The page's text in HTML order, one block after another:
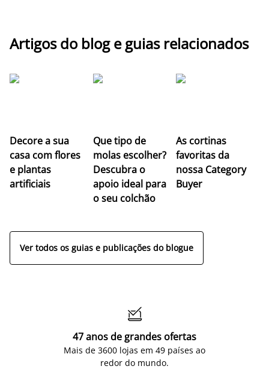
Artigos do blog e guias relacionados
Decore a sua
casa com flores
e plantas
artificiais
Que tipo de
molas escolher?
Descubra o
apoio ideal para
o seu colchão
As cortinas
favoritas da
nossa Category
Buyer
Ver todos os guias e publicações do blogue

47 anos de grandes ofertas
Mais de 3600 lojas em 49 países ao
redor do mundo.